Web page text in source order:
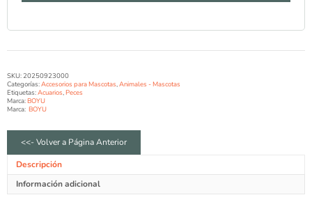
SKU:20250923000
Categorías:Accesorios para Mascotas,Animales - Mascotas
Etiquetas:Acuarios,Peces
Marca:BOYU
Marca: BOYU
<<- Volver a Página Anterior
Descripción
Información adicional